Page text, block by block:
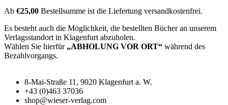
Ab €25,00 Bestellsumme ist die Liefertung versandkostenfrei.
Es besteht auch die Möglichkeit, die bestellten Bücher an unserem
Verlagsstandort in Klagenfurt abzuholen.
Wählen Sie hierfür „ABHOLUNG VOR ORT“ während des
Bezahlvorgangs.
8-Mai-Straße 11, 9020 Klagenfurt a. W.
+43 (0)463 37036
shop@wieser-verlag.com